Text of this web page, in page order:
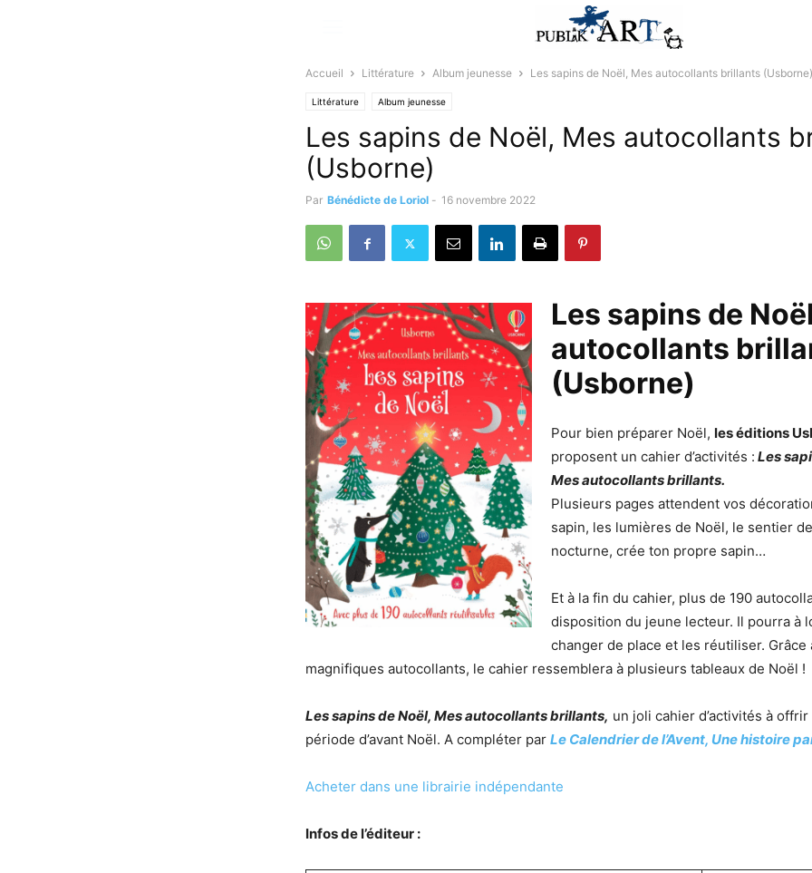
Accueil Littérature Album jeunesse Les sapins de Noël, Mes autocollants brillants (Usborne)
Littérature Album jeunesse
Les sapins de Noël, Mes autocollants
(Usborne)
Par Bénédicte de Loriol - 16 novembre 2022
Les sapins de
autocollants
(Usborne)
Pour bien préparer Noël, les éditions
proposent un cahier d’activités : Les
Mes autocollants brillants.
Plusieurs pages attendent vos
sapin, les lumières de Noël, le sentier
nocturne, crée ton propre sapin…
Et à la fin du cahier, plus de 190
disposition du jeune lecteur. Il pourra à
changer de place et les réutiliser. Grâce
magnifiques autocollants, le cahier ressemblera à plusieurs tableaux de Noël !
Les sapins de Noël, Mes autocollants brillants, un joli cahier d’activités à
période d’avant Noël. A compléter par Le Calendrier de l’Avent, Une histoire
Acheter dans une librairie indépendante
Infos de l’éditeur :